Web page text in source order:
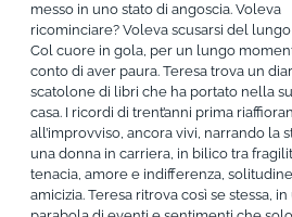
messo in uno stato di angoscia. Voleva
ricominciare? Voleva scusarsi del
Col cuore in gola, per un lungo
conto di aver paura. Teresa trova un
scatolone di libri che ha portato nella
casa. I ricordi di trent’anni prima
all’improvviso, ancora vivi, narrando la
una donna in carriera, in bilico tra
tenacia, amore e indifferenza,
amicizia. Teresa ritrova così se stessa, in